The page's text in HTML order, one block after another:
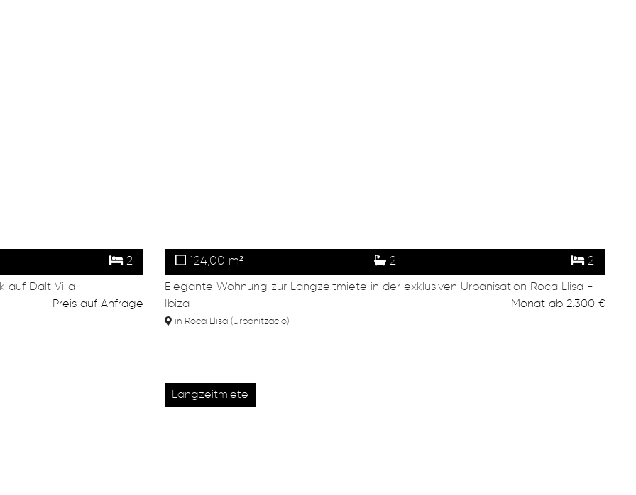
2
auf Dalt Villa
Preis auf Anfrage
124,00 m² 2 2
Elegante Wohnung zur Langzeitmiete in der exklusiven Urbanisation Roca Llisa -
Ibiza
Monat ab 2.300 €
in Roca Llisa (Urbanitzacio)
Langzeitmiete